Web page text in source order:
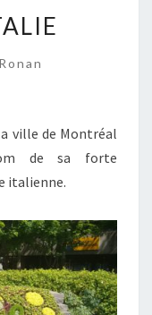
Ronan
ville de Montréal
de sa forte
italienne.